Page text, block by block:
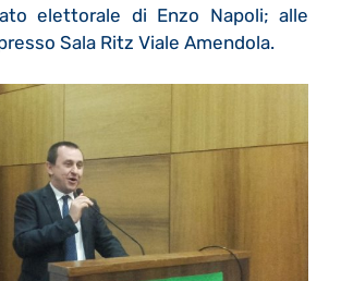
elettorale di Enzo Napoli; alle
Sala Ritz Viale Amendola.